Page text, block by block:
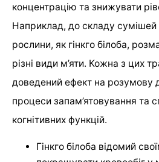
концентрацію та знижувати
Наприклад, до складу сумішей
рослини, як гінкго білоба,
різні види м’яти. Кожна з цих
доведений ефект на розумову
процеси запам’ятовування та
когнітивних функцій.
Гінкго білоба відомий